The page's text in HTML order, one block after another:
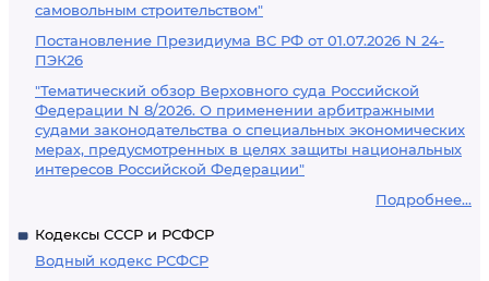
самовольным строительством"
Постановление Президиума ВС РФ от 01.07.2026 N 24-
ПЭК26
"Тематический обзор Верховного суда Российской
Федерации N 8/2026. О применении арбитражными
судами законодательства о специальных экономических
мерах, предусмотренных в целях защиты национальных
интересов Российской Федерации"
Подробнее...
Кодексы СССР и РСФСР
Водный кодекс РСФСР